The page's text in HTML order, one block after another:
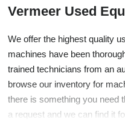
Vermeer Used
We offer the highest quality
machines have been
trained technicians from an
browse our inventory for
there is something you need
a request and we can find it